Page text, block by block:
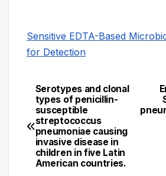
Sensitive EDTA-Based
for Detection
Navegación
de
entradas
Serotypes and clonal
types of penicillin-
susceptible
streptococcus
pneumoniae causing
invasive disease in
children in five Latin
American countries.